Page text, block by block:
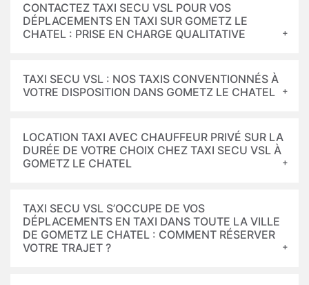
CONTACTEZ TAXI SECU VSL POUR VOS
DÉPLACEMENTS EN TAXI SUR GOMETZ LE
CHATEL : PRISE EN CHARGE QUALITATIVE
TAXI SECU VSL : NOS TAXIS CONVENTIONNÉS À
VOTRE DISPOSITION DANS GOMETZ LE CHATEL
LOCATION TAXI AVEC CHAUFFEUR PRIVÉ SUR LA
DURÉE DE VOTRE CHOIX CHEZ TAXI SECU VSL À
GOMETZ LE CHATEL
TAXI SECU VSL S’OCCUPE DE VOS
DÉPLACEMENTS EN TAXI DANS TOUTE LA VILLE
DE GOMETZ LE CHATEL : COMMENT RÉSERVER
VOTRE TRAJET ?